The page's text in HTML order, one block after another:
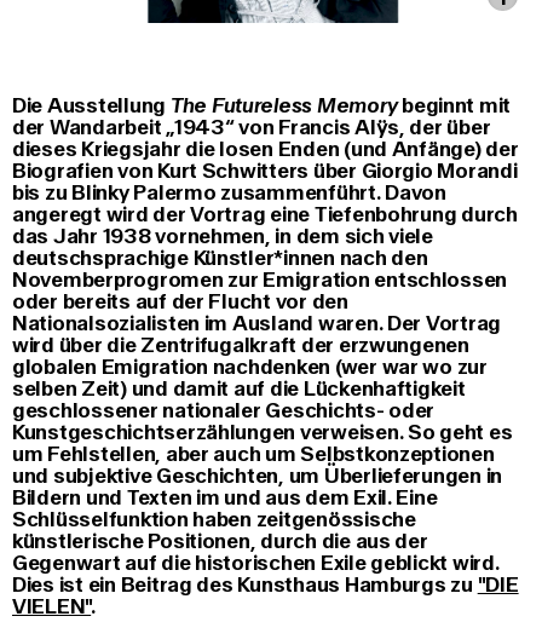
Die Ausstellung The Futureless Memorybeginnt mit
der Wandarbeit „1943“ von Francis Alÿs, der über
dieses Kriegsjahr die losen Enden (und Anfänge) der
Biografien von Kurt Schwitters über Giorgio Morandi
bis zu Blinky Palermo zusammenführt. Davon
angeregt wird der Vortrag eine Tiefenbohrung durch
das Jahr 1938 vornehmen, in dem sich viele
deutschsprachige Künstler*innen nach den
Novemberprogromen zur Emigration entschlossen
oder bereits auf der Flucht vor den
Nationalsozialisten im Ausland waren. Der Vortrag
wird über die Zentrifugalkraft der erzwungenen
globalen Emigration nachdenken (wer war wo zur
selben Zeit) und damit auf die Lückenhaftigkeit
geschlossener nationaler Geschichts- oder
Kunstgeschichtserzählungen verweisen. So geht es
um Fehlstellen, aber auch um Selbstkonzeptionen
und subjektive Geschichten, um Überlieferungen in
Bildern und Texten im und aus dem Exil. Eine
Schlüsselfunktion haben zeitgenössische
künstlerische Positionen, durch die aus der
Gegenwart auf die historischen Exile geblickt wird.
Dies ist ein Beitrag des Kunsthaus Hamburgs zu "DIE
VIELEN".